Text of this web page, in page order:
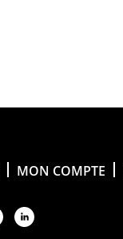
MON COMPTE